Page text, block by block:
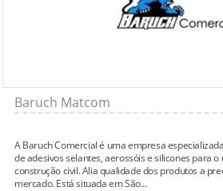
Baruch Matcom
A Baruch Comercial é uma empresa
de adesivos selantes, aerossóis e silicones para
construção civil. Alia qualidade dos produtos a
mercado. Está situada em São...